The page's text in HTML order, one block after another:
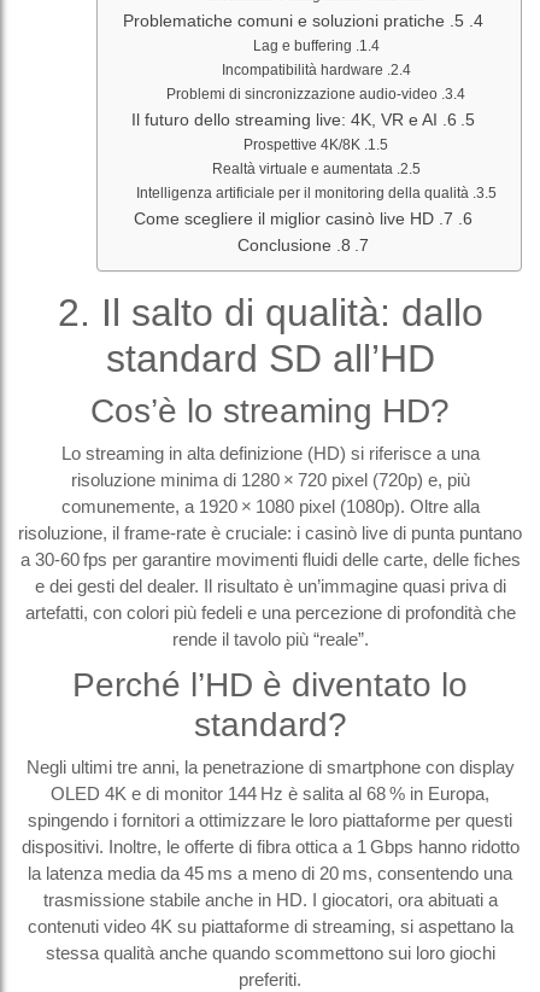
5. Problematiche comuni e soluzioni pratiche
Lag e buffering
Incompatibilità hardware
Problemi di sincronizzazione audio‑video
6. Il futuro dello streaming live: 4K, VR e AI
Prospettive 4K/8K
Realtà virtuale e aumentata
Intelligenza artificiale per il monitoring della qualità
7. Come scegliere il miglior casinò live HD
8. Conclusione
2. Il salto di qualità: dallo
standard SD all’HD
Cos’è lo streaming HD?
Lo streaming in alta definizione (HD) si riferisce a una
risoluzione minima di 1280 × 720 pixel (720p) e, più
comunemente, a 1920 × 1080 pixel (1080p). Oltre alla
risoluzione, il frame‑rate è cruciale: i casinò live di punta puntano
a 30‑60 fps per garantire movimenti fluidi delle carte, delle fiches
e dei gesti del dealer. Il risultato è un’immagine quasi priva di
artefatti, con colori più fedeli e una percezione di profondità che
rende il tavolo più “reale”.
Perché l’HD è diventato lo
standard?
Negli ultimi tre anni, la penetrazione di smartphone con display
OLED 4K e di monitor 144 Hz è salita al 68 % in Europa,
spingendo i fornitori a ottimizzare le loro piattaforme per questi
dispositivi. Inoltre, le offerte di fibra ottica a 1 Gbps hanno ridotto
la latenza media da 45 ms a meno di 20 ms, consentendo una
trasmissione stabile anche in HD. I giocatori, ora abituati a
contenuti video 4K su piattaforme di streaming, si aspettano la
stessa qualità anche quando scommettono sui loro giochi
preferiti.